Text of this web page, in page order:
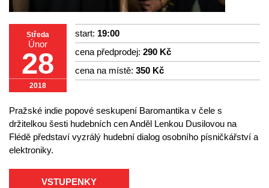
Středa
Únor
28
2018
start: 19:00
cena předprodej: 290 Kč
cena na místě: 350 Kč
Pražské indie popové seskupení Baromantika v čele s
držitelkou šesti hudebních cen Anděl Lenkou Dusilovou na
Flédě představí vyzrálý hudební dialog osobního písničkářství a
elektroniky.
VSTUPENKY